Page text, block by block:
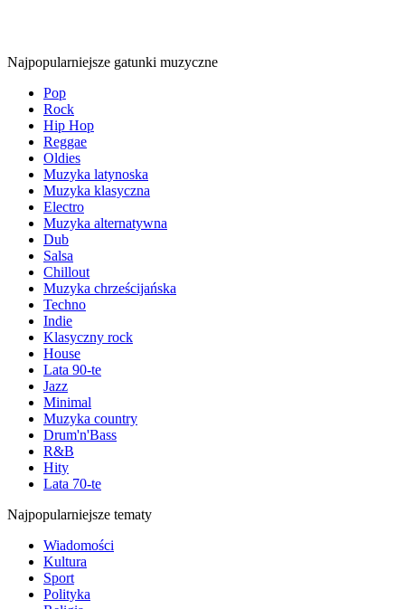
Najpopularniejsze gatunki muzyczne
Pop
Rock
Hip Hop
Reggae
Oldies
Muzyka latynoska
Muzyka klasyczna
Electro
Muzyka alternatywna
Dub
Salsa
Chillout
Muzyka chrześcijańska
Techno
Indie
Klasyczny rock
House
Lata 90-te
Jazz
Minimal
Muzyka country
Drum'n'Bass
R&B
Hity
Lata 70-te
Najpopularniejsze tematy
Wiadomości
Kultura
Sport
Polityka